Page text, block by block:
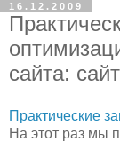
16.12.2009
сайта:
Практические
На этот раз мы